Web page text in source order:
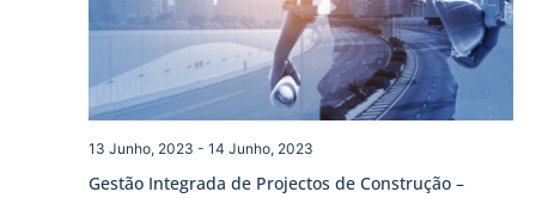
Gestão Integrada de Projectos de Construção –
13 Junho, 2023 - 14 Junho, 2023